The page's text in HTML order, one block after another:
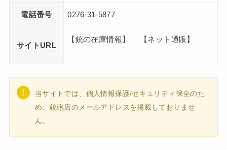
電話番号 0276-31-5877
サイトURL
【銃の在庫情報】 【ネット通販】
当サイトでは、個人情報保護/セキュリティ保全のた
め、銃砲店のメールアドレスを掲載しておりませ
ん。